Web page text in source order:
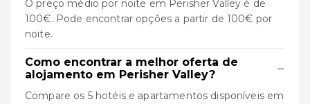
O preço médio por noite em Perisher Valley é de
100€. Pode encontrar opções a partir de 100€ por
noite.
Como encontrar a melhor oferta de
alojamento em Perisher Valley?
−
Compare os 5 hotéis e apartamentos disponíveis em